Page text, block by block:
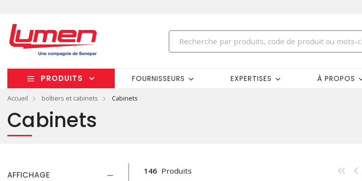
PRODUITS FOURNISSEURS EXPERTISES À PROPOS
Accueil boîtiers et cabinets Cabinets
Cabinets
AFFICHAGE
146 Produits